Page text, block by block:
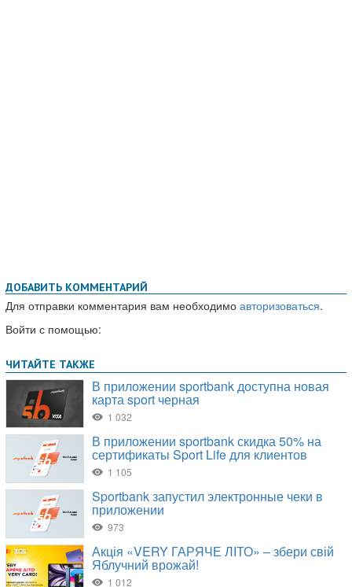
ДОБАВИТЬ КОММЕНТАРИЙ
Для отправки комментария вам необходимо авторизоваться.
Войти с помощью: